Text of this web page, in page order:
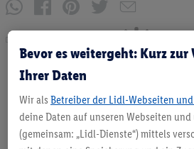
Bevor es weitergeht: Kurz
Ihrer Daten
Wir als Betreiber der Lidl-Webseiten
deine Daten auf unseren Webseiten und
(gemeinsam: „Lidl-Dienste“) mittels